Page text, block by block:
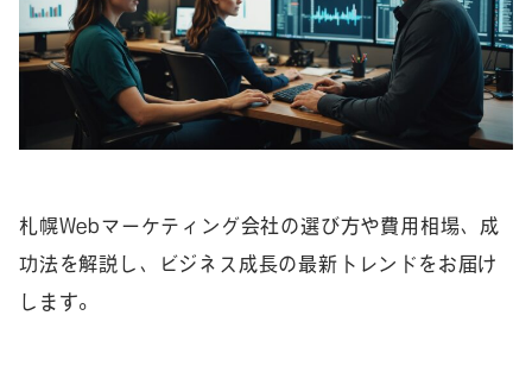
札幌Webマーケティング会社の選び方や費用相場、成
功法を解説し、ビジネス成長の最新トレンドをお届け
します。